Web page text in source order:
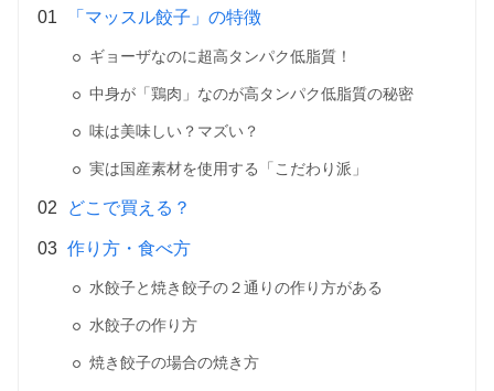
「マッスル餃子」の特徴
ギョーザなのに超高タンパク低脂質！
中身が「鶏肉」なのが高タンパク低脂質の秘密
味は美味しい？マズい？
実は国産素材を使用する「こだわり派」
どこで買える？
作り方・食べ方
水餃子と焼き餃子の２通りの作り方がある
水餃子の作り方
焼き餃子の場合の焼き方